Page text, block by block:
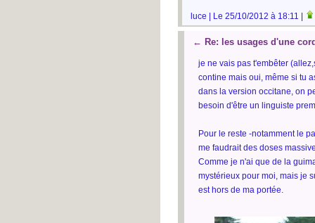
luce | Le 25/10/2012 à 18:11 |
← Re: les usages d'une
je ne vais pas t'embêter
contine mais oui, même si tu
dans la version occitane, on
besoin d'être un linguiste
Pour le reste -notamment le
me faudrait des doses
Comme je n'ai que de la
mystérieux pour moi, mais je
est hors de ma portée.